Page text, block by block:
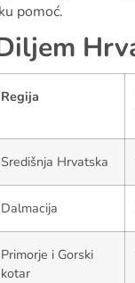
pomoć.
Regija
Središnja Hrvatska
Dalmacija
Primorje i Gorski
kotar